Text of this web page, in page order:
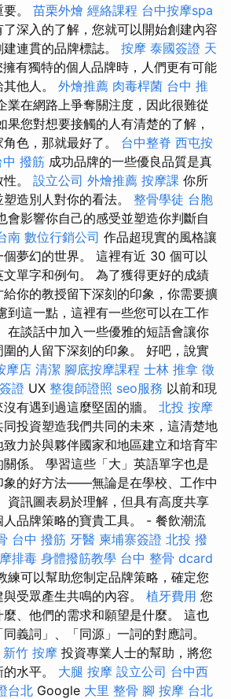
。 苗栗外燴 經絡課程 台中按摩spa
深入的了解，您就可以開始創建內容
連貫的品牌標誌。 按摩 泰國簽證 天
擁有獨特的個人品牌時，人們更有可能
他人。 外燴推薦 肉毒桿菌 台中 推
業在網路上爭奪關注度，因此很難從
果您對想要接觸的人有清楚的了解，
色，那就最好了。 台中整脊 西屯按
中 撥筋 成功品牌的一些優良品質是真
。 設立公司 外燴推薦 按摩課 你所
造別人對你的看法。 整骨學徒 台胞
會影響你自己的感受並塑造你判斷自
南 數位行銷公司 作品超現實的風格讓
夢幻的世界。 這裡有近 30 個可以
單字和例句。 為了獲得更好的成績
你的教授留下深刻的印象，你需要擴
到這一點，這裡有一些您可以在工作
在談話中加入一些優雅的短語會讓你
的人留下深刻的印象。 好吧，說實
摩店 清潔 腳底按摩課程 士林 推拿 徵
證 UX 整復師證照 seo服務 以前和現
有遇到過這麼堅固的牆。 北投 按摩
同投資塑造我們共同的未來，這清楚地
力於與夥伴國家和地區建立和培育牢
係。 學習這些「大」英語單字也是
象的好方法——無論是在學校、工作中
資訊圖表易於理解，但具有高度共享
品牌策略的寶貴工具。 - 餐飲潮流
台中 撥筋 牙醫 柬埔寨簽證 北投 撥
排毒 身體撥筋教學 台中 整骨 dcard
練可以幫助您制定品牌策略，確定您
受眾產生共鳴的內容。 植牙費用 您
、他們的需求和願望是什麼。 這也
義詞」、「同源」一詞的對應詞。
新竹 按摩 投資專業人士的幫助，將您
水平。 大腿 按摩 設立公司 台中西
台北 Google 大里 整骨 腳 按摩 台北